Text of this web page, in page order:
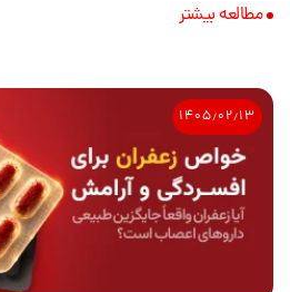
مطالعه بیشتر
۱۴۰۵٫۰۲٫۱۳